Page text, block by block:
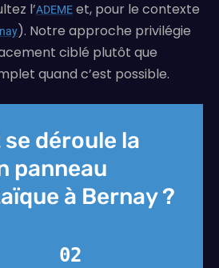
l’ADEME et, pour le contexte
). Notre approche privilégie
ciblé plutôt que
quand c’est possible.
déroule la
panneau
à Bernay ?
02